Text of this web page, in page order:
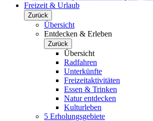
Freizeit & Urlaub
Zurück
Übersicht
Entdecken & Erleben
Zurück
Übersicht
Radfahren
Unterkünfte
Freizeitaktivitäten
Essen & Trinken
Natur entdecken
Kulturleben
5 Erholungsgebiete